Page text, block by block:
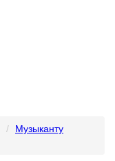
Музыканту